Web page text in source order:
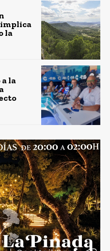
la
la